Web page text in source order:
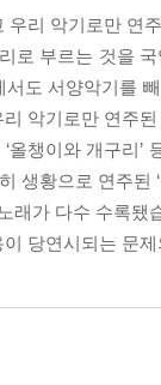
우리 악기로만 연
로 부르는 것을
도 서양악기를
악기로만 연주
‘올챙이와 개구리
생황으로 연주된
래가 다수 수록됐
당연시되는 문